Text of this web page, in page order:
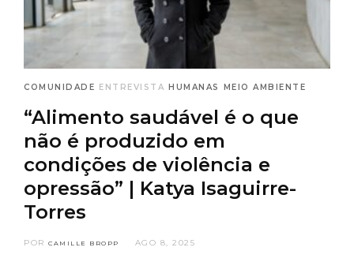
COMUNIDADE ENTREVISTA HUMANAS MEIO AMBIENTE
“Alimento saudável é o que
não é produzido em
condições de violência e
opressão” | Katya Isaguirre-
Torres
POR CAMILLE BROPP AGO 8, 2025